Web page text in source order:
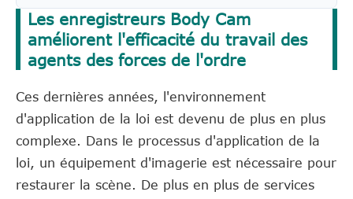
Les enregistreurs Body Cam
améliorent l'efficacité du travail des
agents des forces de l'ordre
Ces dernières années, l'environnement
d'application de la loi est devenu de plus en plus
complexe. Dans le processus d'application de la
loi, un équipement d'imagerie est nécessaire pour
restaurer la scène. De plus en plus de services